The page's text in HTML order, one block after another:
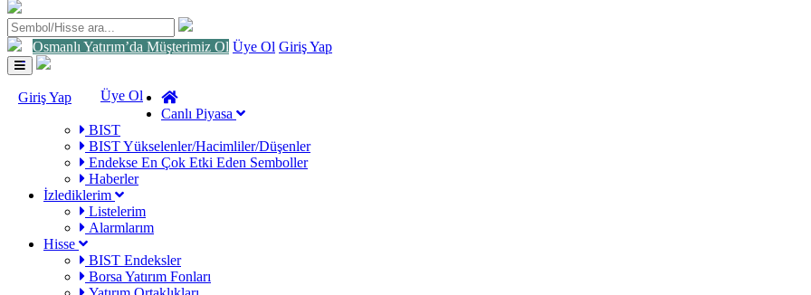
Osmanlı Yatırım’da Müşterimiz Ol Üye Ol Giriş Yap
Toggle
navigation
Giriş Yap
Üye Ol
Canlı Piyasa
BIST
BIST Yükselenler/Hacimliler/Düşenler
Endekse En Çok Etki Eden Semboller
Haberler
İzlediklerim
Listelerim
Alarmlarım
Hisse
BIST Endeksler
Borsa Yatırım Fonları